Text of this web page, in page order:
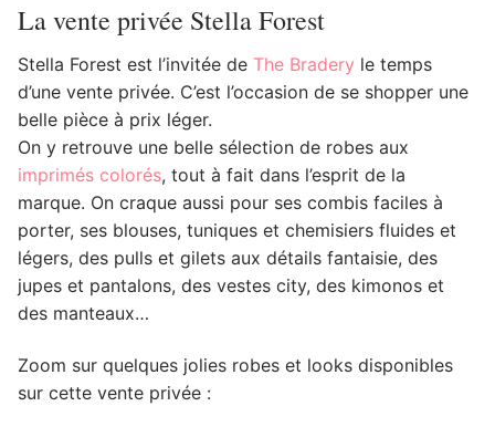
La vente privée Stella Forest
Stella Forest est l’invitée de The Bradery le temps
d’une vente privée. C’est l’occasion de se shopper une
belle pièce à prix léger.
On y retrouve une belle sélection de robes aux
imprimés colorés, tout à fait dans l’esprit de la
marque. On craque aussi pour ses combis faciles à
porter, ses blouses, tuniques et chemisiers fluides et
légers, des pulls et gilets aux détails fantaisie, des
jupes et pantalons, des vestes city, des kimonos et
des manteaux…
Zoom sur quelques jolies robes et looks disponibles
sur cette vente privée :